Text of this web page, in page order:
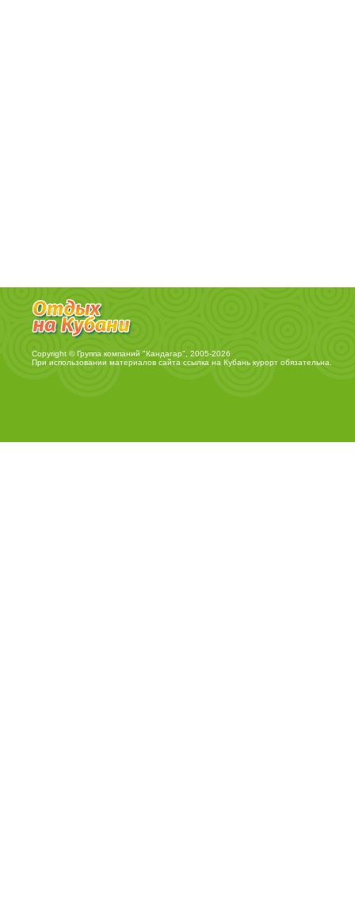
Copyright © Группа компаний "Кандагар", 2005-2026
При использовании материалов сайта ссылка на Кубань курортобязательна.